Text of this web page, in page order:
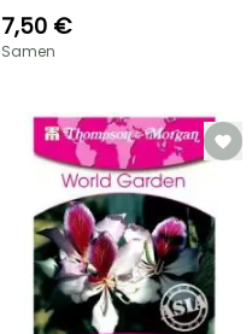
7,50 €
Samen